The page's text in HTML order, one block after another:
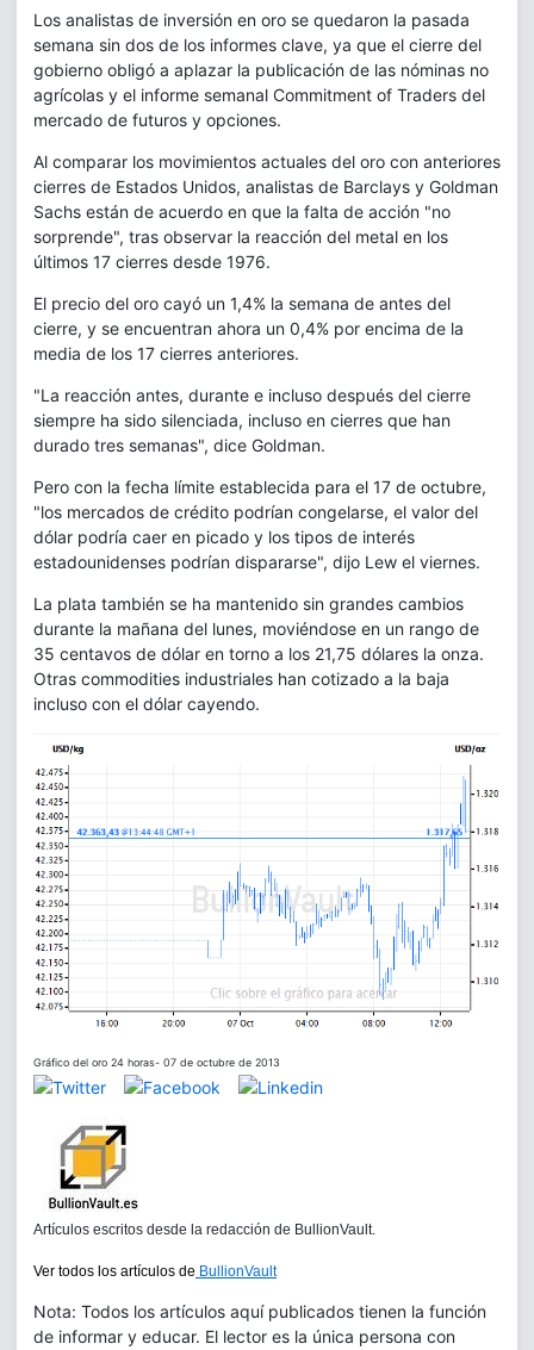
Los analistas de inversión en oro se quedaron la pasada
semana sin dos de los informes clave, ya que el cierre del
gobierno obligó a aplazar la publicación de las nóminas no
agrícolas y el informe semanal Commitment of Traders del
mercado de futuros y opciones.
Al comparar los movimientos actuales del oro con anteriores
cierres de Estados Unidos, analistas de Barclays y Goldman
Sachs están de acuerdo en que la falta de acción "no
sorprende", tras observar la reacción del metal en los
últimos 17 cierres desde 1976.
El precio del oro cayó un 1,4% la semana de antes del
cierre, y se encuentran ahora un 0,4% por encima de la
media de los 17 cierres anteriores.
"La reacción antes, durante e incluso después del cierre
siempre ha sido silenciada, incluso en cierres que han
durado tres semanas", dice Goldman.
Pero con la fecha límite establecida para el 17 de octubre,
"los mercados de crédito podrían congelarse, el valor del
dólar podría caer en picado y los tipos de interés
estadounidenses podrían dispararse", dijo Lew el viernes.
La plata también se ha mantenido sin grandes cambios
durante la mañana del lunes, moviéndose en un rango de
35 centavos de dólar en torno a los 21,75 dólares la onza.
Otras commodities industriales han cotizado a la baja
incluso con el dólar cayendo.
Gráfico del oro 24 horas- 07 de octubre de 2013
Artículos escritos desde la redacción de BullionVault.
Ver todos los artículos de BullionVault
Nota: Todos los artículos aquí publicados tienen la función
de informar y educar. El lector es la única persona con